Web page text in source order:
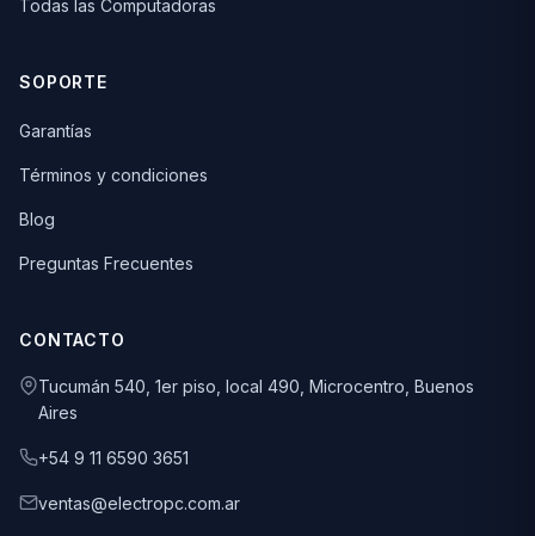
Todas las Computadoras
SOPORTE
Garantías
Términos y condiciones
Blog
Preguntas Frecuentes
CONTACTO
Tucumán 540, 1er piso, local 490, Microcentro, Buenos
Aires
+54 9 11 6590 3651
ventas@electropc.com.ar